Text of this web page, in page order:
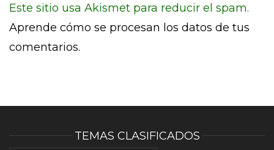
Este sitio usa Akismet para reducir el spam.
Aprende cómo se procesan los datos de tus
comentarios.
TEMAS CLASIFICADOS